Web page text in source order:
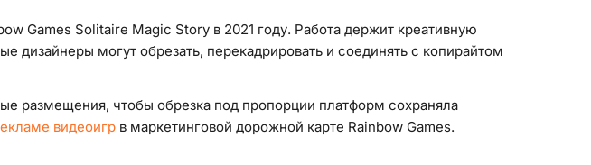
Games Solitaire Magic Story в 2021 году. Работа держит креативную
могут обрезать, перекадрировать и соединять с копирайтом
размещения, чтобы обрезка под пропорции платформ сохраняла
видеоигр в маркетинговой дорожной карте Rainbow Games.